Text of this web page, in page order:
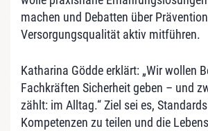
machen und Debatten über
Versorgungsqualität aktiv mitführen.
Katharina Gödde erklärt: „Wir wollen
Fachkräften Sicherheit geben – und
zählt: im Alltag.“ Ziel sei es,
Kompetenzen zu teilen und die